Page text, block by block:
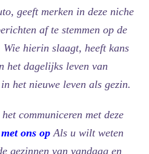
geeft merken in deze niche
af te stemmen op de
hierin slaagt, heeft kans
het dagelijks leven van
het nieuwe leven als gezin.
communiceren met deze
ons op Als u wilt weten
gezinnen van vandaag en